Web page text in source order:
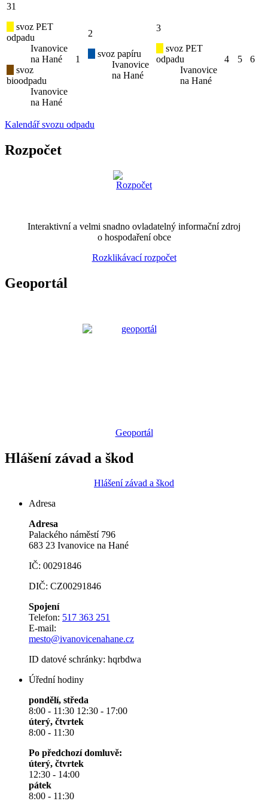
31
svoz PET
odpadu
Ivanovice
na Hané
svoz
bioodpadu
Ivanovice
na Hané
1
2
svoz papíru
Ivanovice
na Hané
3
svoz PET
odpadu
Ivanovice
na Hané
4 5 6
Kalendář svozu odpadu
Rozpočet
Interaktivní a velmi snadno ovladatelný informační zdroj
o hospodaření obce
Rozklikávací rozpočet
Geoportál
Geoportál
Hlášení závad a škod
Hlášení závad a škod
Adresa
Adresa
Palackého náměstí 796
683 23 Ivanovice na Hané
IČ: 00291846
DIČ: CZ00291846
Spojení
Telefon: 517 363 251
E-mail:
mesto@ivanovicenahane.cz
ID datové schránky: hqrbdwa
Úřední hodiny
pondělí, středa
8:00 - 11:30 12:30 - 17:00
úterý, čtvrtek
8:00 - 11:30
Po předchozí domluvě:
úterý, čtvrtek
12:30 - 14:00
pátek
8:00 - 11:30